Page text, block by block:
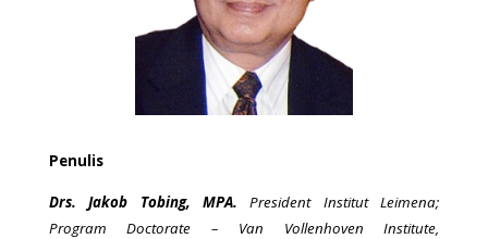
Penulis
Drs. Jakob Tobing, MPA. President Institut Leimena;
Program Doctorate – Van Vollenhoven Institute,